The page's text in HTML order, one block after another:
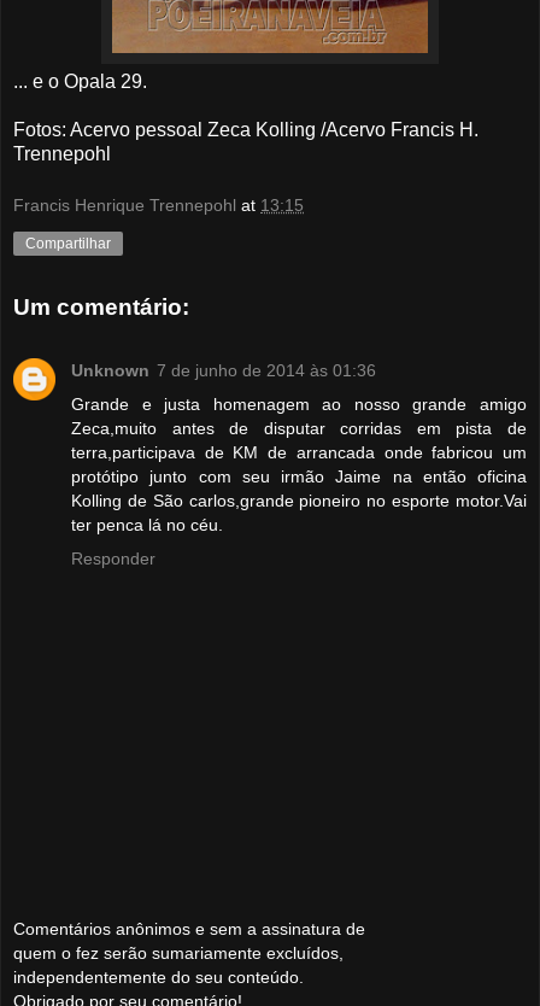
... e o Opala 29.
Fotos: Acervo pessoal Zeca Kolling /Acervo Francis H.
Trennepohl
Francis Henrique Trennepohl at 13:15
Compartilhar
Um comentário:
Unknown 7 de junho de 2014 às 01:36
Grande e justa homenagem ao nosso grande amigo
Zeca,muito antes de disputar corridas em pista de
terra,participava de KM de arrancada onde fabricou um
protótipo junto com seu irmão Jaime na então oficina
Kolling de São carlos,grande pioneiro no esporte motor.Vai
ter penca lá no céu.
Responder
Comentários anônimos e sem a assinatura de
quem o fez serão sumariamente excluídos,
independentemente do seu conteúdo.
Obrigado por seu comentário!